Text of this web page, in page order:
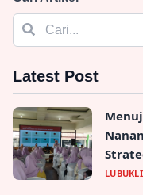
Latest Post